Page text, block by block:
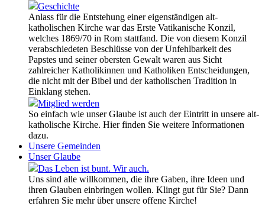
Geschichte
Anlass für die Entstehung einer eigenständigen alt-
katholischen Kirche war das Erste Vatikanische Konzil,
welches 1869/70 in Rom stattfand. Die von diesem Konzil
verabschiedeten Beschlüsse von der Unfehlbarkeit des
Papstes und seiner obersten Gewalt waren aus Sicht
zahlreicher Katholikinnen und Katholiken Entscheidungen,
die nicht mit der Bibel und der katholischen Tradition in
Einklang stehen.
Mitglied werden
So einfach wie unser Glaube ist auch der Eintritt in unsere alt-
katholische Kirche. Hier finden Sie weitere Informationen
dazu.
Unsere Gemeinden
Unser Glaube
Das Leben ist bunt. Wir auch.
Uns sind alle willkommen, die ihre Gaben, ihre Ideen und
ihren Glauben einbringen wollen. Klingt gut für Sie? Dann
erfahren Sie mehr über unsere offene Kirche!